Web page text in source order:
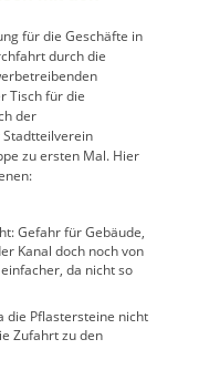
für die Geschäfte in
durch die
Tisch für die
der
zu ersten Mal. Hier
Gefahr für Gebäude,
Kanal doch noch von
da nicht so
die Pflastersteine nicht
Zufahrt zu den